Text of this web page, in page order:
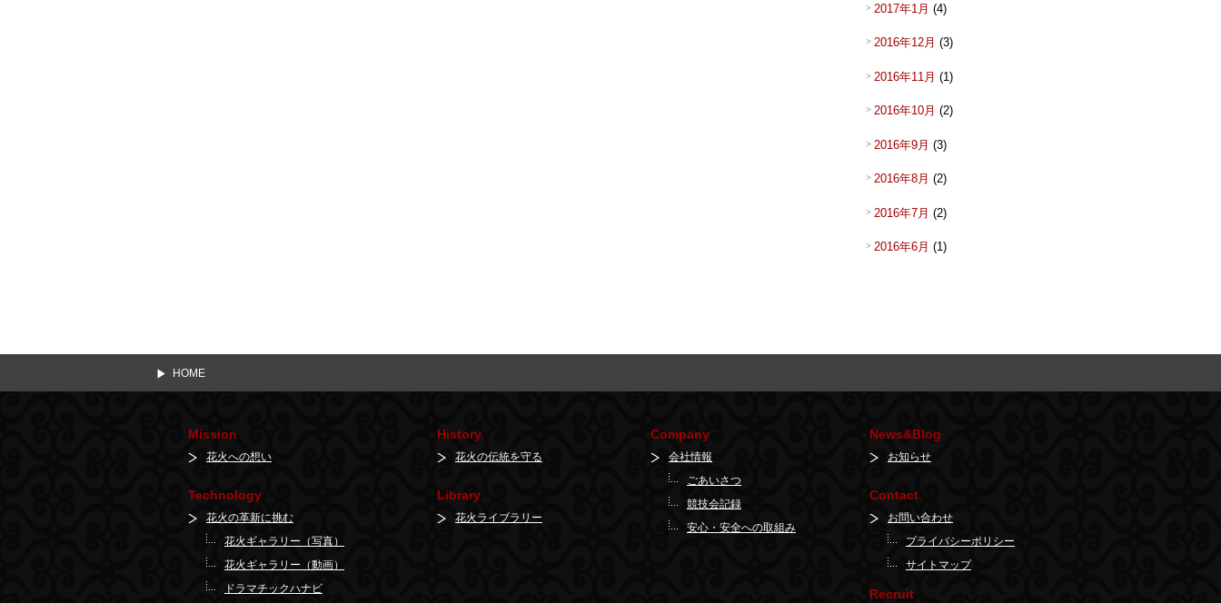
2017年1月 (4)
2016年12月 (3)
2016年11月 (1)
2016年10月 (2)
2016年9月 (3)
2016年8月 (2)
2016年7月 (2)
2016年6月 (1)
HOME
Mission
花火への想い
Technology
花火の革新に挑む
花火ギャラリー（写真）
花火ギャラリー（動画）
ドラマチックハナビ
History
花火の伝統を守る
Library
花火ライブラリー
Company
会社情報
ごあいさつ
競技会記録
安心・安全への取組み
News&Blog
お知らせ
Contact
お問い合わせ
プライバシーポリシー
サイトマップ
Recruit